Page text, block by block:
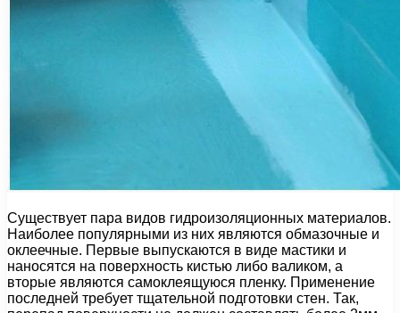
Существует пара видов гидроизоляционных материалов.
Наиболее популярными из них являются обмазочные и
оклеечные. Первые выпускаются в виде мастики и
наносятся на поверхность кистью либо валиком, а
вторые являются самоклеящуюся пленку. Применение
последней требует тщательной подготовки стен. Так,